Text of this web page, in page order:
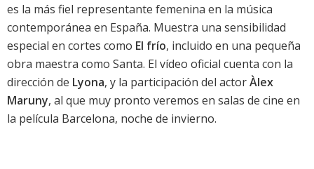
es la más fiel representante femenina en la música
contemporánea en España. Muestra una sensibilidad
especial en cortes como El frío, incluido en una pequeña
obra maestra como Santa. El vídeo oficial cuenta con la
dirección de Lyona, y la participación del actorÀlex
Maruny, al que muy pronto veremos en salas de cine en
la película Barcelona, noche de invierno.